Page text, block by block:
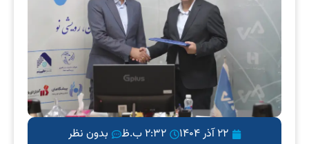
22 آذر 1404 2:32 ب.ظ بدون نظر